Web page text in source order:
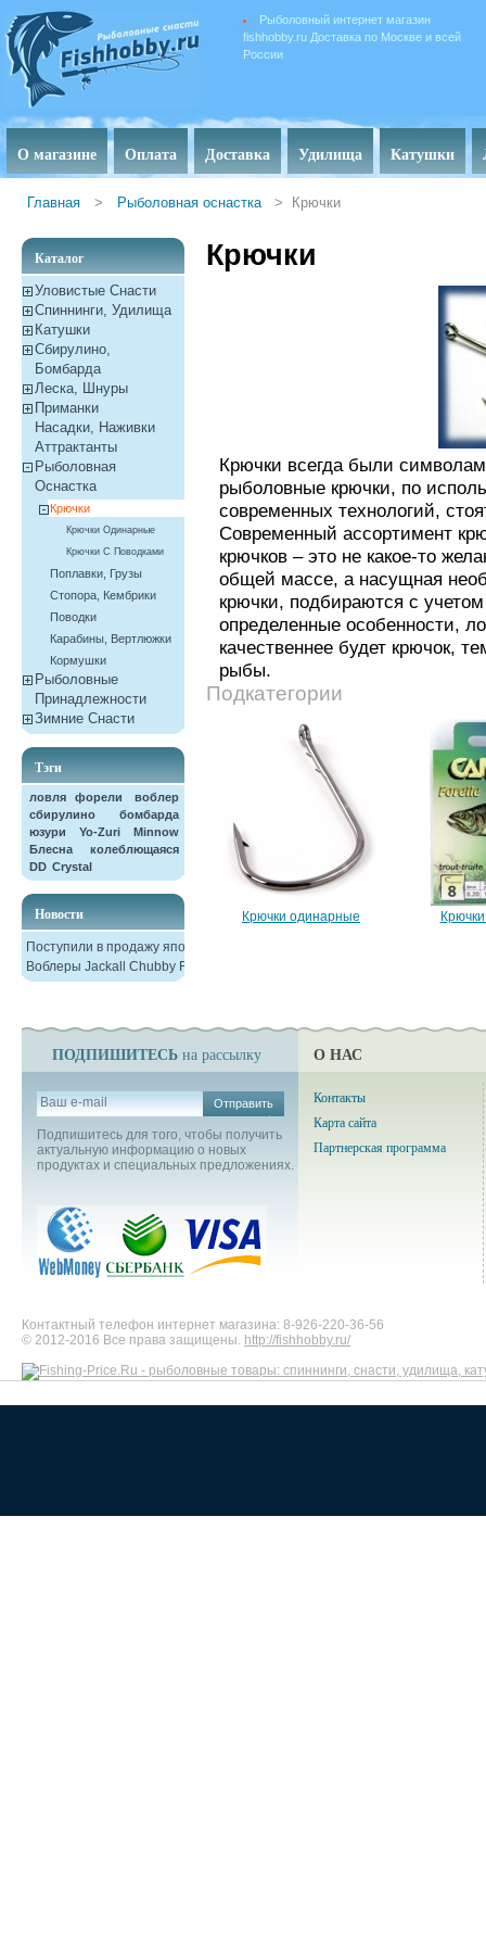
Рыболовный интернет магазин
fishhobby.ru Доставка по Москве и всей
России
О магазине Оплата Доставка Удилища Катушки
Главная > Рыболовная оснастка > Крючки
Каталог
Уловистые Снасти
Спиннинги, Удилища
Катушки
Сбирулино,
Бомбарда
Леска, Шнуры
Приманки
Насадки, Наживки
Aттрактанты
Рыболовная
Оснастка
Крючки
Крючки Одинарные
Крючки С Поводками
Поплавки, Грузы
Стопора, Кембрики
Поводки
Карабины, Вертлюжки
Кормушки
Рыболовные
Принадлежности
Зимние Снасти
Тэги
ловля форели
воблер
сбирулино
бомбарда
юзури
Yo-Zuri
Minnow
Блесна колеблющаяся
DD Crystal
Новости
Поступили в продажу японские
Воблеры Jackall Chubby F38
Крючки
Крючки всегда были
рыболовные крючки, по
современных технологий,
Современный ассортимент
крючков – это не какое-то
общей массе, а насущная
крючки, подбираются с
определенные особенности,
качественнее будет крючок,
рыбы.
Подкатегории
Крючки одинарные
ПОДПИШИТЕСЬ на рассылку
Отправить
Подпишитесь для того, чтобы получить
актуальную информацию о новых
продуктах и специальных предложениях.
О НАС
Контакты
Карта сайта
Партнерская программа
Контактный телефон интернет магазина: 8-926-220-36-56
© 2012-2016 Все права защищены. http://fishhobby.ru/